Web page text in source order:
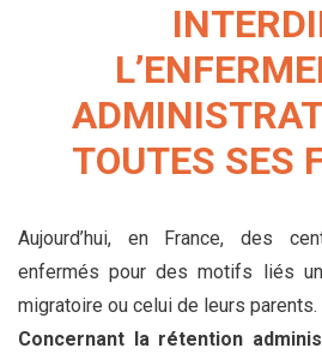
TOUTES SES
Aujourd’hui, en France, des
enfermés pour des motifs liés
migratoire ou celui de leurs parents.
Concernant la rétention